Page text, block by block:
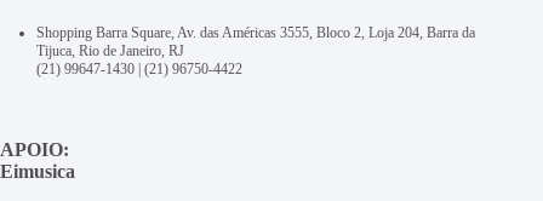
Shopping Barra Square, Av. das Américas 3555, Bloco 2, Loja 204, Barra da
Tijuca, Rio de Janeiro, RJ
(21) 99647-1430 (21) 96750-4422
APOIO:
Eimusica